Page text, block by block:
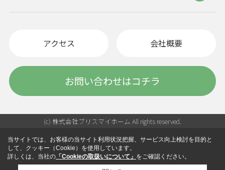
アクセス 会社概要
お問い合わせはコチラ
(c) 株式会社ブリスマイホーム All rights reserved.
当サイトでは、お客様の当サイト利用状況把握、サービス向上検討を目的と
して、クッキー（Cookie）を使用しています。
詳しくは、当社の 「Cookieの取扱いについて」 をご確認ください。